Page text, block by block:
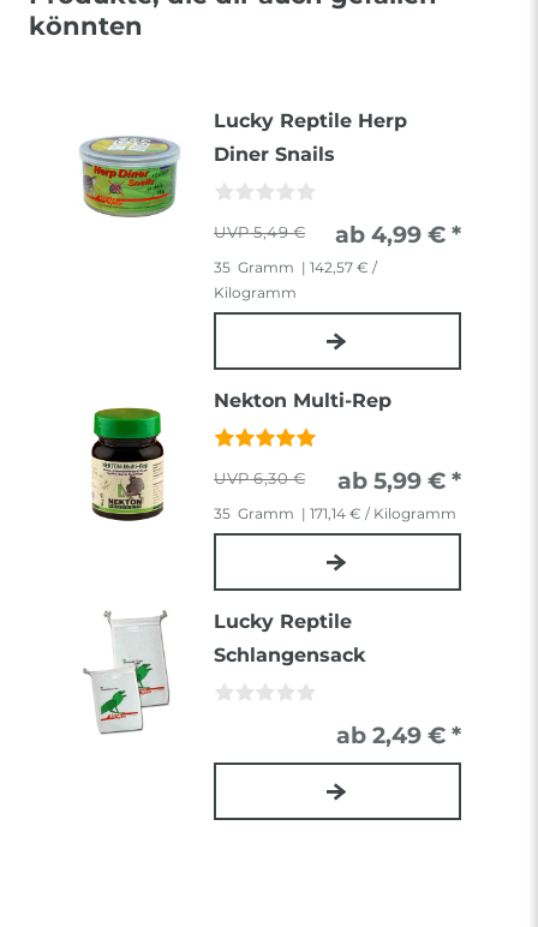
könnten
Lucky Reptile Herp
Diner Snails
5,49 € ab 4,99 € *
35 Gramm | 142,57 € /
Kilogramm
Nekton Multi-Rep
6,30 € ab 5,99 € *
35 Gramm | 171,14 € / Kilogramm
Lucky Reptile
Schlangensack
ab 2,49 € *